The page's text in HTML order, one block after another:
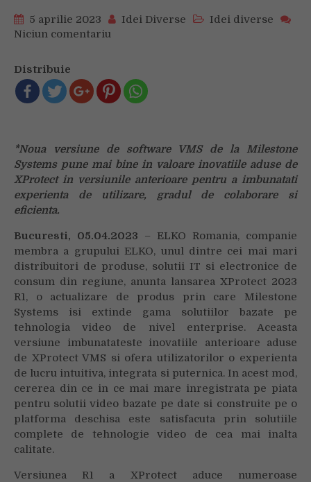
5 aprilie 2023 Idei Diverse
Idei diverse
Niciun comentariu
lansarea
XProtect® 2023
R1
Distribuie
*Noua versiune de software VMS de la Milestone
Systems pune mai bine in valoare inovatiile aduse de
XProtect in versiunile anterioare pentru a imbunatati
experienta de utilizare, gradul de colaborare si
eficienta.
Bucuresti, 05.04.2023 – ELKO Romania, companie
membra a grupului ELKO, unul dintre cei mai mari
distribuitori de produse, solutii IT si electronice de
consum din regiune, anunta lansarea XProtect 2023
R1, o actualizare de produs prin care Milestone
Systems isi extinde gama solutiilor bazate pe
tehnologia video de nivel enterprise. Aceasta
versiune imbunatateste inovatiile anterioare aduse
de XProtect VMS si ofera utilizatorilor o experienta
de lucru intuitiva, integrata si puternica. In acest mod,
cererea din ce in ce mai mare inregistrata pe piata
pentru solutii video bazate pe date si construite pe o
platforma deschisa este satisfacuta prin solutiile
complete de tehnologie video de cea mai inalta
calitate.
Versiunea R1 a XProtect aduce numeroase